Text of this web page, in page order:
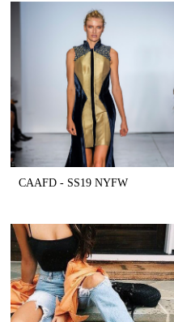
CAAFD - SS19 NYFW